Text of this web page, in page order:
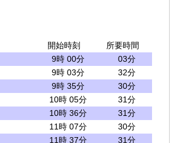
開始時刻
所要時間
9時 00分
03分
9時 03分
32分
9時 35分
30分
10時 05分
31分
10時 36分
31分
11時 07分
30分
11時 37分
31分